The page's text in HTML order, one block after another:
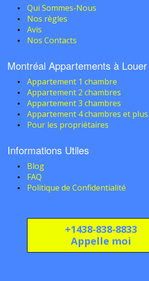
Qui Sommes-Nous
Nos règles
Avis
Nos Contacts
Montréal Appartements à
Appartement 1 chambre
Appartement 2 chambres
Appartement 3 chambres
Appartement 4 chambres et plus
Pour les propriétaires
Informations Utiles
Blog
FAQ
Politique de Confidentialité
+1438-838-8833
Appelle moi